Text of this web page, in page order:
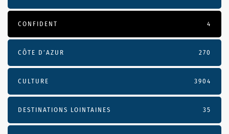
CONFIDENT 4
CÔTE D’AZUR 270
CULTURE 3904
DESTINATIONS LOINTAINES 35